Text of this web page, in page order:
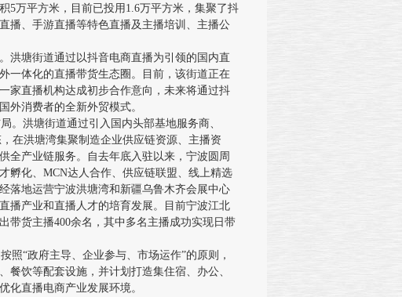
5万平方米，目前已投用1.6万平方米，集聚了抖
播、手游直播等特色直播及主播培训、主播公
洪塘街道通过以抖音电商直播为引领的国内直
一体化的直播带货生态圈。目前，该街道正在
家直播机构达成初步合作意向，未来将通过抖
外消费者的全新外贸模式。
洪塘街道通过引入国内头部基地服务商、
在洪塘湾集聚制造企业供应链资源、主播资
全产业链服务。自去年底入驻以来，宁波圆周
孵化、MCN达人合作、供应链联盟、线上精选
落地运营宁波洪塘湾和新疆乌鲁木齐会展中心
播产业和直播人才的培育发展。目前宁波江北
带货主播400余名，其中多名主播成功实现日带
“政府主导、企业参与、市场运作”的原则，
餐饮等配套设施，并计划打造集住宿、办公、
化直播电商产业发展环境。